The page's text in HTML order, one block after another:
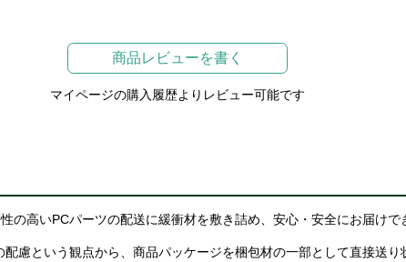
商品レビューを書く
マイページの購入履歴よりレビュー可能です
高いPCパーツの配送に緩衝材を敷き詰め、安心・安全にお届けで
慮という観点から、商品パッケージを梱包材の一部として直接送